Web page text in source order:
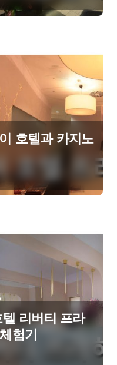
호텔과 카지노
리버티 프라
험기